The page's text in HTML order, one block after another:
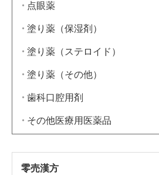
点眼薬
塗り薬（保湿剤）
塗り薬（ステロイド）
塗り薬（その他）
歯科口腔用剤
その他医療用医薬品
零売漢方